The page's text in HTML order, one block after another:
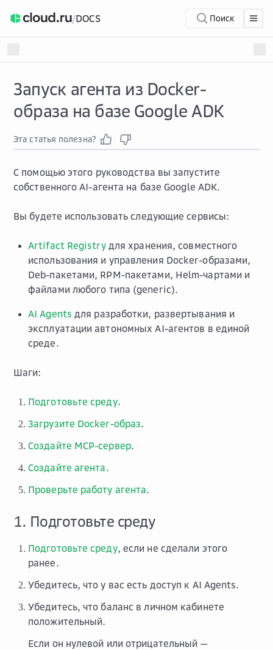
/DOCS Поиск
Запуск агента из Docker-
образа на базе Google ADK
Эта статья полезна?
С помощью этого руководства вы запустите
собственного AI-агента на базе Google ADK.
Вы будете использовать следующие сервисы:
Artifact Registryдля хранения, совместного
использования и управления Docker-образами,
Deb-пакетами, RPM-пакетами, Helm-чартами и
файлами любого типа (generic).
AI Agents для разработки, развертывания и
эксплуатации автономных AI-агентов в единой
среде.
Шаги:
Подготовьте среду.
Загрузите Docker-образ.
Создайте MCP-сервер.
Создайте агента.
Проверьте работу агента.
1. Подготовьте среду
Подготовьте среду, если не сделали этого
ранее.
Убедитесь, что у вас есть доступ к AI Agents.
Убедитесь, что баланс в личном кабинете
положительный.
Если он нулевой или отрицательный —